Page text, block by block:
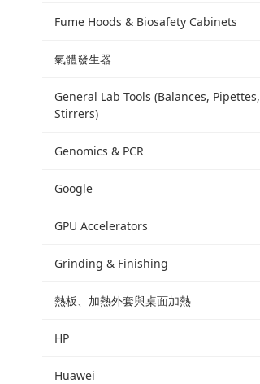
Fume Hoods & Biosafety Cabinets
氣體發生器
General Lab Tools (Balances, Pipettes,
Stirrers)
Genomics & PCR
Google
GPU Accelerators
Grinding & Finishing
熱板、加熱外套與桌面加熱
HP
Huawei